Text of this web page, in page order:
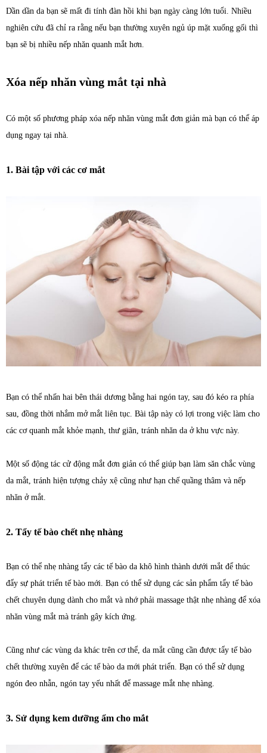
Dần dần da bạn sẽ mất đi tính đàn hồi khi bạn ngày càng lớn tuổi. Nhiều
nghiên cứu đã chỉ ra rằng nếu bạn thường xuyên ngủ úp mặt xuống gối thì
bạn sẽ bị nhiều nếp nhăn quanh mắt hơn.
Xóa nếp nhăn vùng mắt tại nhà
Có một số phương pháp xóa nếp nhăn vùng mắt đơn giản mà bạn có thể áp
dụng ngay tại nhà.
1. Bài tập với các cơ mắt
Bạn có thể nhấn hai bên thái dương bằng hai ngón tay, sau đó kéo ra phía
sau, đồng thời nhắm mở mắt liên tục. Bài tập này có lợi trong việc làm cho
các cơ quanh mắt khỏe mạnh, thư giãn, tránh nhăn da ở khu vực này.
Một số động tác cử động mắt đơn giản có thể giúp bạn làm săn chắc vùng
da mắt, tránh hiện tượng chảy xệ cũng như hạn chế quầng thâm và nếp
nhăn ở mắt.
2. Tẩy tế bào chết nhẹ nhàng
Bạn có thể nhẹ nhàng tẩy các tế bào da khô hình thành dưới mắt để thúc
đẩy sự phát triển tế bào mới. Bạn có thể sử dụng các sản phẩm tẩy tế bào
chết chuyên dụng dành cho mắt và nhớ phải massage thật nhẹ nhàng để xóa
nhăn vùng mắt mà tránh gây kích ứng.
Cũng như các vùng da khác trên cơ thể, da mắt cũng cần được tẩy tế bào
chết thường xuyên để các tế bào da mới phát triển. Bạn có thể sử dụng
ngón đeo nhẫn, ngón tay yếu nhất để massage mắt nhẹ nhàng.
3. Sử dụng kem dưỡng ẩm cho mắt